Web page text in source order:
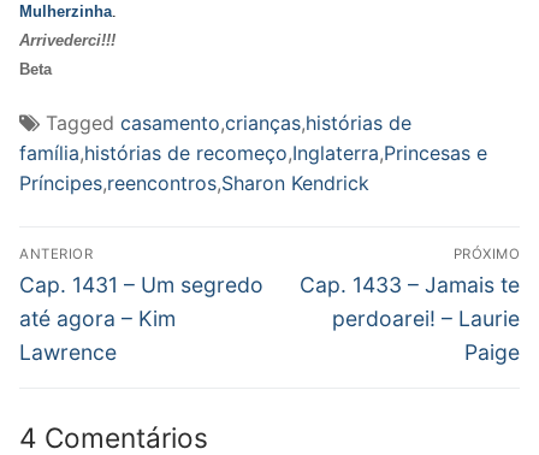
Mulherzinha
Arrivederci!!!
Beta
Tagged casamento,crianças,histórias de
família,histórias de recomeço,Inglaterra,Princesas e
Príncipes,reencontros,Sharon Kendrick
Navegação
de
Post
ANTERIOR
Post
anterior:
Cap. 1431 – Um segredo
até agora – Kim
Lawrence
PRÓXIMO
Próximo
post:
Cap. 1433 – Jamais te
perdoarei! – Laurie
Paige
4 Comentários